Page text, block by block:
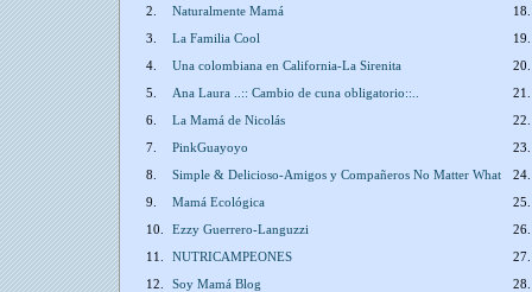
2.
Naturalmente Mamá
3.
La Familia Cool
4.
Una colombiana en California-La Sirenita
5.
Ana Laura ..:: Cambio de cuna obligatorio::..
6.
La Mamá de Nicolás
7.
PinkGuayoyo
8.
Simple & Delicioso-Amigos y Compañeros No Matter What
9.
Mamá Ecológica
10.
Ezzy Guerrero-Languzzi
11.
NUTRICAMPEONES
12.
Soy Mamá Blog